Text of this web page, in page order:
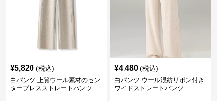
¥5,820 (税込)
白パンツ 上質ウール素材のセン
タープレスストレートパンツ
¥4,480 (税込)
白パンツ ウール混紡リボン付き
ワイドストレートパンツ